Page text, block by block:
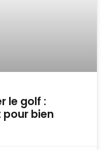
le golf :
bien